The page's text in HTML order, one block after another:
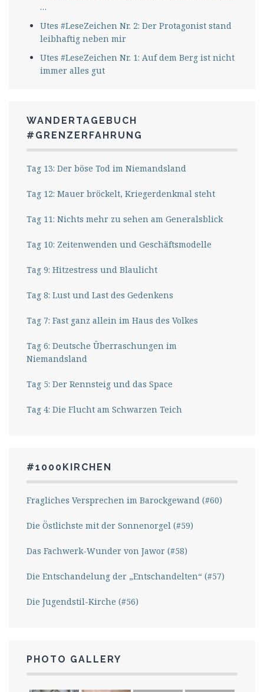
…
Utes #LeseZeichen Nr. 2: Der Protagonist stand
leibhaftig neben mir
Utes #LeseZeichen Nr. 1: Auf dem Berg ist nicht
immer alles gut
WANDERTAGEBUCH
#GRENZERFAHRUNG
Tag 13: Der böse Tod im Niemandsland
Tag 12: Mauer bröckelt, Kriegerdenkmal steht
Tag 11: Nichts mehr zu sehen am Generalsblick
Tag 10: Zeitenwenden und Geschäftsmodelle
Tag 9: Hitzestress und Blaulicht
Tag 8: Lust und Last des Gedenkens
Tag 7: Fast ganz allein im Haus des Volkes
Tag 6: Deutsche Überraschungen im
Niemandsland
Tag 5: Der Rennsteig und das Space
Tag 4: Die Flucht am Schwarzen Teich
#1000KIRCHEN
Fragliches Versprechen im Barockgewand (#60)
Die Östlichste mit der Sonnenorgel (#59)
Das Fachwerk-Wunder von Jawor (#58)
Die Entschandelung der „Entschandelten“ (#57)
Die Jugendstil-Kirche (#56)
PHOTO GALLERY